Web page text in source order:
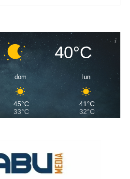
40°C
dom
45°C
33°C
lun
41°C
32°C